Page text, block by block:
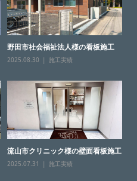
野田市社会福祉法人様の看板施工
2025.08.30 施工実績
流山市クリニック様の壁面看板施工
2025.07.31 施工実績